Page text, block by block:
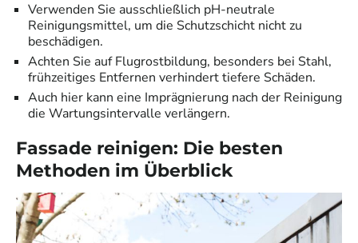
Verwenden Sie ausschließlich pH-neutrale
Reinigungsmittel, um die Schutzschicht nicht zu
beschädigen.
Achten Sie auf Flugrostbildung, besonders bei Stahl,
frühzeitiges Entfernen verhindert tiefere Schäden.
Auch hier kann eine Imprägnierung nach der Reinigung
die Wartungsintervalle verlängern.
Fassade reinigen: Die besten
Methoden im Überblick